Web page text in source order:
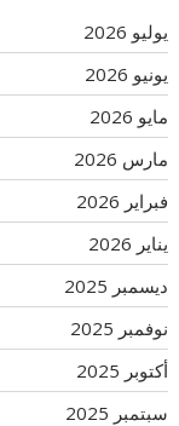
يوليو 2026
يونيو 2026
مايو 2026
مارس 2026
فبراير 2026
يناير 2026
ديسمبر 2025
نوفمبر 2025
أكتوبر 2025
سبتمبر 2025